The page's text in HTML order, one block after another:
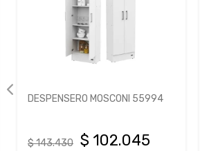
DESPENSERO MOSCONI 55994
$ 143.430 $ 102.045